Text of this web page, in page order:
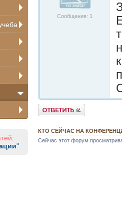
"
Сообщения: 1
Ответить
КТО СЕЙЧАС НА
Сейчас этот форум